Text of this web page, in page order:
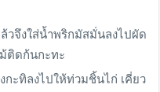
วจึงใส่น้ำพริกมัสมั่นลงไปผัด
ติดก้นกะทะ
ะทิลงไปให้ท่วมชิ้นไก่ เคี่ยว